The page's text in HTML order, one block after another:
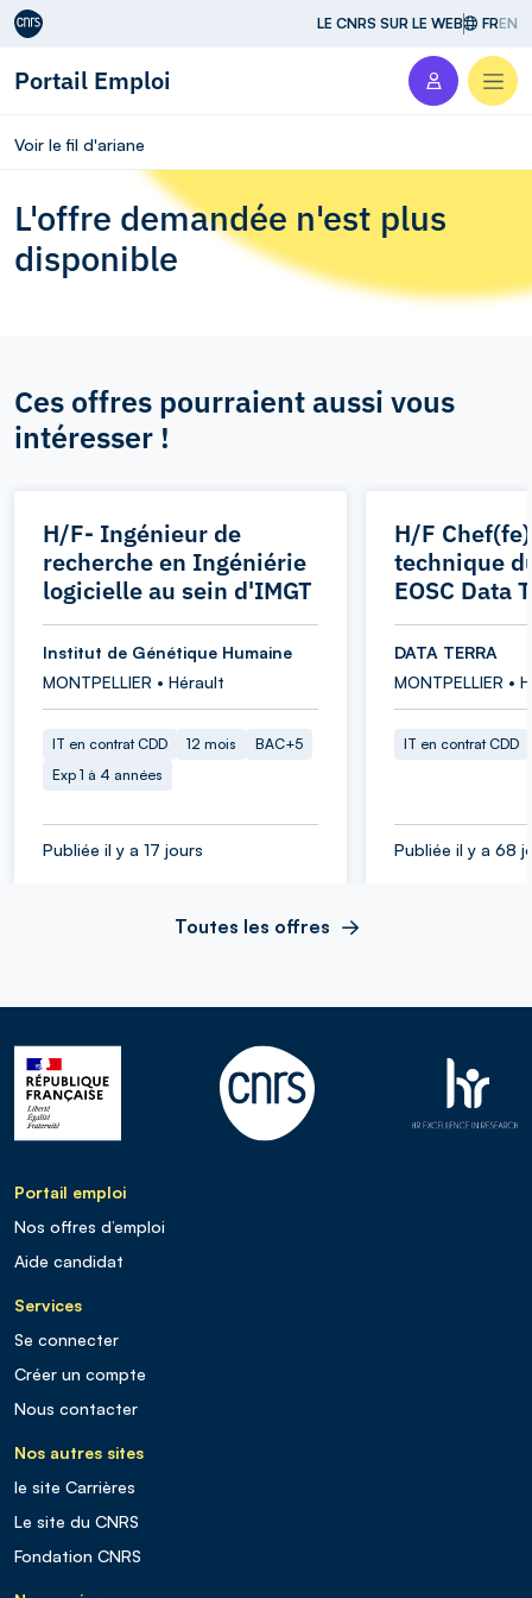
Aller au contenu LE CNRS SUR LE WEB FREN
Portail Emploi
Voir le fil d'ariane
L'offre demandée n'est plus
disponible
Ces offres pourraient aussi vous
intéresser !
H/F- Ingénieur de
recherche en Ingéniérie
logicielle au sein d'IMGT
Institut de Génétique Humaine
MONTPELLIER • Hérault
IT en contrat CDD 12 mois
BAC+5
Exp 1 à 4 années
Publiée il y a 17 jours
H/F
technique
EOSC Data
DATA TERRA
MONTPELLIER •
IT en contrat CDD
Publiée il y a 68
Toutes les offres
Portail emploi
Nos offres d’emploi
Aide candidat
Services
Se connecter
Créer un compte
Nous contacter
Nos autres sites
le site Carrières
Le site du CNRS
Fondation CNRS